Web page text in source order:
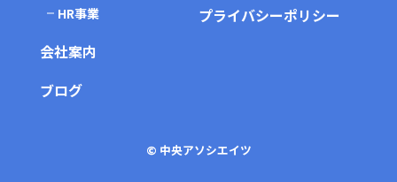
HR事業
会社案内
ブログ
プライバシーポリシー
© 中央アソシエイツ